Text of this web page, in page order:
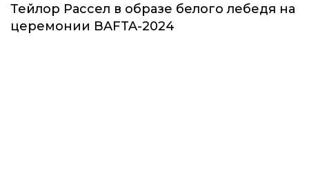
Тейлор Рассел в образе белого лебедя на
церемонии BAFTA-2024